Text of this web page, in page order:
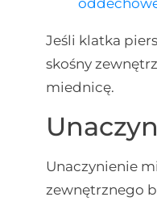
Jeśli klatka
skośny
miednicę.
Unaczynienie
zewnętrznego